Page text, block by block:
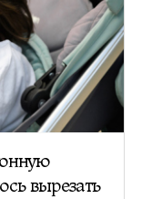
вырезать